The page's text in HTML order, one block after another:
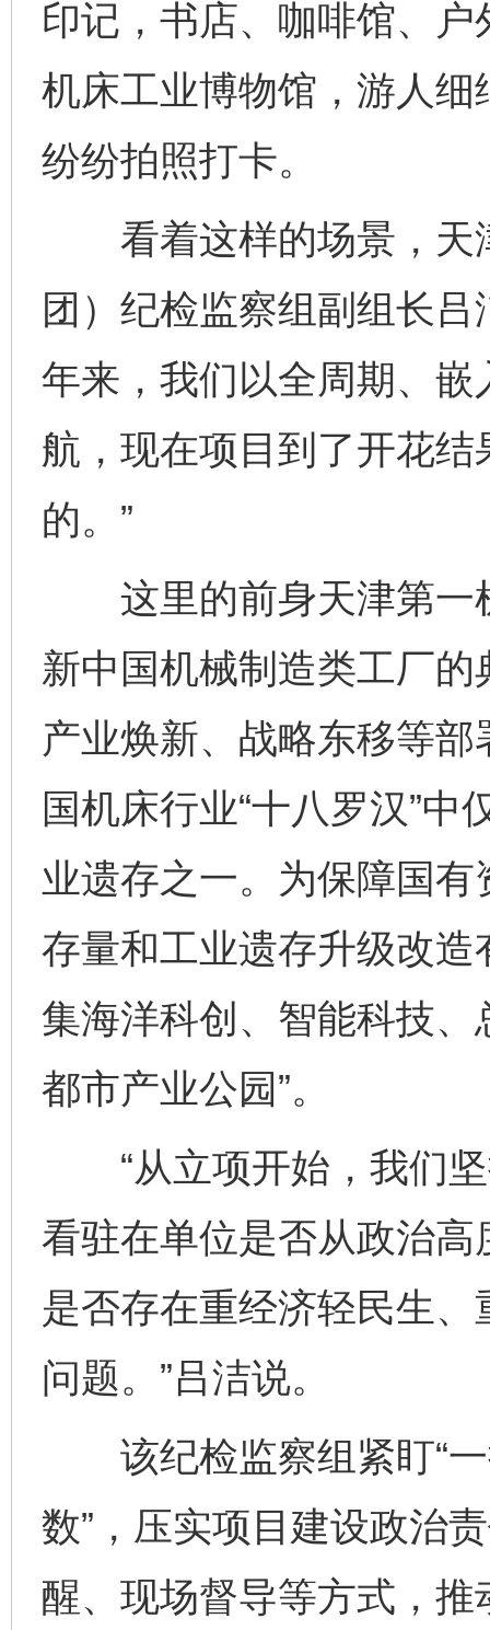
印记，书店、咖啡馆、
机床工业博物馆，游人
纷纷拍照打卡。
看着这样的场景，天
团）纪检监察组副组长
年来，我们以全周期、
航，现在项目到了开花
的。”
这里的前身天津第一
新中国机械制造类工厂
产业焕新、战略东移等
国机床行业“十八罗汉”
业遗存之一。为保障国
存量和工业遗存升级改
集海洋科创、智能科技
都市产业公园”。
“从立项开始，我们坚
看驻在单位是否从政治
是否存在重经济轻民生
问题。”吕洁说。
该纪检监察组紧盯“一
数”，压实项目建设政治
醒、现场督导等方式，